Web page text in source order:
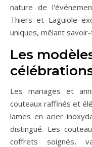
nature de
Thiers et Laguiole
uniques, mêlant
Les
Les mariages et
couteaux raffinés et
lames en acier
distingué. Les
coffrets soignés,